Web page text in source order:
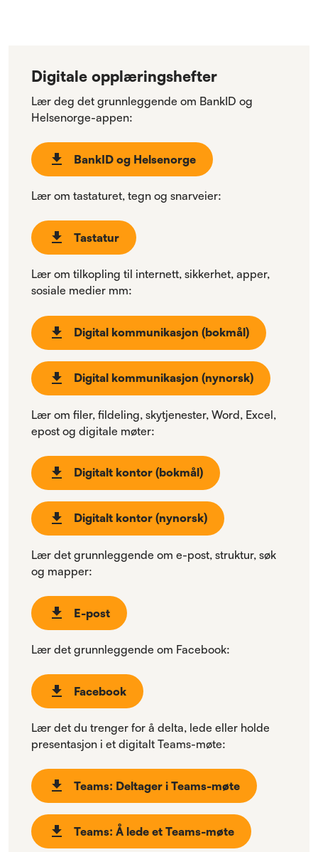
Digitale opplæringshefter
Lær deg det grunnleggende om BankID og
Helsenorge-appen:
BankID og Helsenorge
Lær om tastaturet, tegn og snarveier:
Tastatur
Lær om tilkopling til internett, sikkerhet, apper,
sosiale medier mm:
Digital kommunikasjon (bokmål)
Digital kommunikasjon (nynorsk)
Lær om filer, fildeling, skytjenester, Word, Excel,
epost og digitale møter:
Digitalt kontor (bokmål)
Digitalt kontor (nynorsk)
Lær det grunnleggende om e-post, struktur, søk
og mapper:
E-post
Lær det grunnleggende om Facebook:
Facebook
Lær det du trenger for å delta, lede eller holde
presentasjon i et digitalt Teams-møte:
Teams: Deltager i Teams-møte
Teams: Å lede et Teams-møte